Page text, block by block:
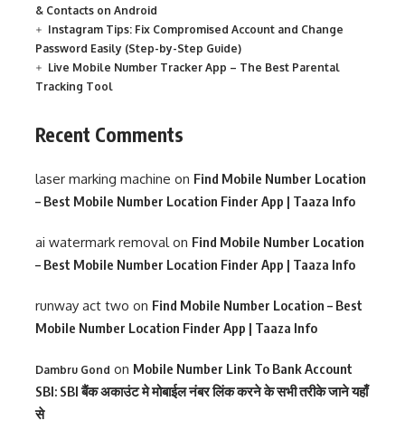
& Contacts on Android
Instagram Tips: Fix Compromised Account and Change
Password Easily (Step-by-Step Guide)
Live Mobile Number Tracker App – The Best Parental
Tracking Tool
Recent Comments
laser marking machine on Find Mobile Number Location
– Best Mobile Number Location Finder App | Taaza Info
ai watermark removalon Find Mobile Number Location
– Best Mobile Number Location Finder App | Taaza Info
runway act two on Find Mobile Number Location – Best
Mobile Number Location Finder App | Taaza Info
Dambru Gond on Mobile Number Link To Bank Account
SBI: SBI बैंक अकाउंट मे मोबाईल नंबर लिंक करने के सभी तरीके जाने यहाँ
से